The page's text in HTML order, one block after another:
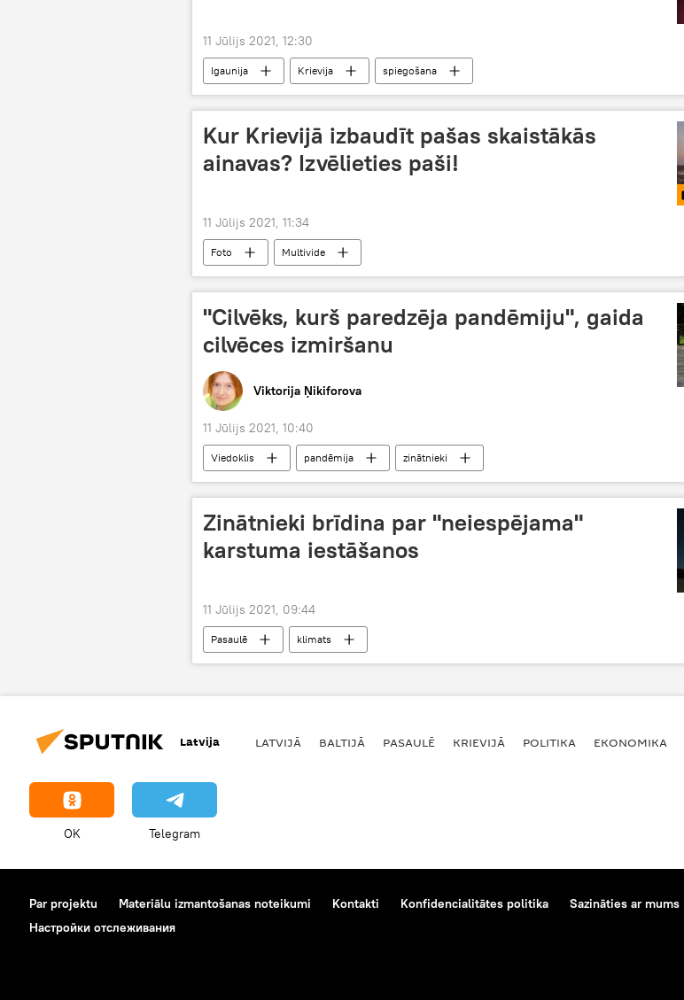
11 Jūlijs 2021, 12:30
Igaunija Krievija spiegošana
Kur Krievijā izbaudīt pašas skaistākās
ainavas? Izvēlieties paši!
11 Jūlijs 2021, 11:34
Foto Multivide
"Cilvēks, kurš paredzēja pandēmiju", gaida
cilvēces izmiršanu
Viktorija Ņikiforova
11 Jūlijs 2021, 10:40
Viedoklis pandēmija zinātnieki
Zinātnieki brīdina par "neiespējama"
karstuma iestāšanos
11 Jūlijs 2021, 09:44
Pasaulē klimats
Latvija LATVIJĀ BALTIJĀ PASAULĒ KRIEVIJĀ POLITIKA EKONOMIKA
OK Telegram
Par projektu Materiālu izmantošanas noteikumi Kontakti Konfidencialitātes politika Sazināties ar mums
Настройки отслеживания